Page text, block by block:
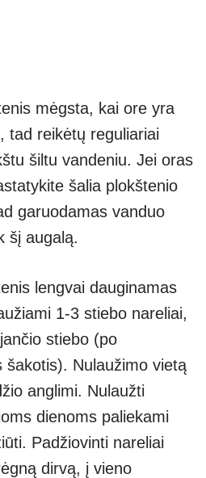
mėgsta, kai ore yra
tad reikėtų reguliariai
šiltu vandeniu. Jei oras
šalia plokštenio
garuodamas vanduo
šį augalą.
lengvai dauginamas
1-3 stiebo nareliai,
stiebo (po
šakotis). Nulaužimo vietą
anglimi. Nulaužti
dienoms paliekami
Padžiovinti nareliai
dirvą, į vieno